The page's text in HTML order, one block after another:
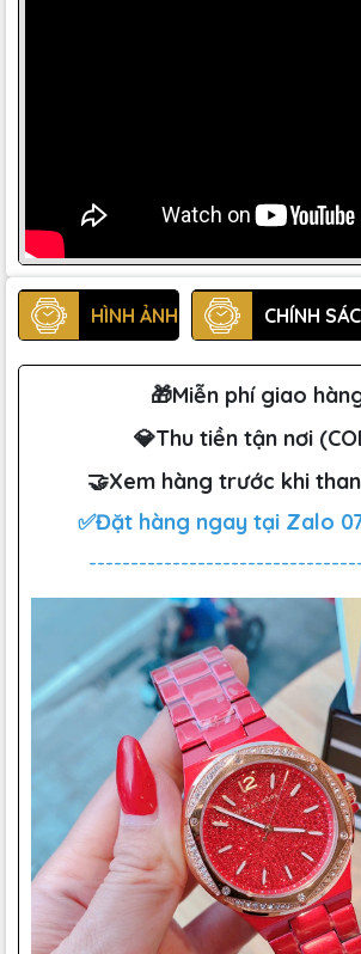
HÌNH ẢNH CHÍNH
🎁Miễn phí giao
💎Thu tiền tận nơi
🤝Xem hàng trước khi
✅Đặt hàng ngay tại Zalo